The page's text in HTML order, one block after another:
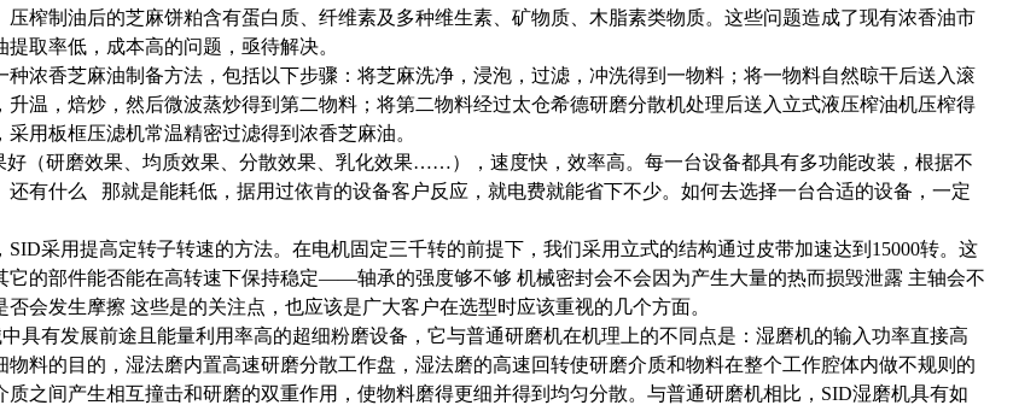
压榨制油后的芝麻饼粕含有蛋白质、纤维素及多种维生素、矿物质、木脂素类物质。这些问题造成了现有浓香油市
取率低，成本高的问题，亟待解决。
种浓香芝麻油制备方法，包括以下步骤：将芝麻洗净，浸泡，过滤，冲洗得到一物料；将一物料自然晾干后送入滚
升温，焙炒，然后微波蒸炒得到第二物料；将第二物料经过太仓希德研磨分散机处理后送入立式液压榨油机压榨得
用板框压滤机常温精密过滤得到浓香芝麻油。
好（研磨效果、均质效果、分散效果、乳化效果……），速度快，效率高。每一台设备都具有多功能改装，根据不
还有什么 那就是能耗低，据用过依肯的设备客户反应，就电费就能省下不少。如何去选择一台合适的设备，一定
SID采用提高定转子转速的方法。在电机固定三千转的前提下，我们采用立式的结构通过皮带加速达到15000转。这
它的部件能否能在高转速下保持稳定——轴承的强度够不够 机械密封会不会因为产生大量的热而损毁泄露 主轴会不
会发生摩擦 这些是的关注点，也应该是广大客户在选型时应该重视的几个方面。
具有发展前途且能量利用率高的超细粉磨设备，它与普通研磨机在机理上的不同点是：湿磨机的输入功率直接高
物料的目的，湿法磨内置高速研磨分散工作盘，湿法磨的高速回转使研磨介质和物料在整个工作腔体内做不规则的
质之间产生相互撞击和研磨的双重作用，使物料磨得更细并得到均匀分散。与普通研磨机相比，SID湿磨机具有如